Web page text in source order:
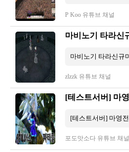
P Koo 유튜브 채널
zlzzk 유튜브 채널
포도맛소다 유튜브 채널